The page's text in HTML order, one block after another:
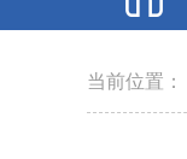
当前位置：